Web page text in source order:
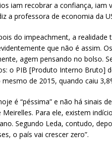
iam recobrar a confiança, iam
a professora de economia da
do impeachment, a realidade
que não é assim.
agem pensando no bolso.
o PIB [Produto Interno Bruto]
de 2015, quando caiu
é “péssima” e não há sinais
Para ele, existem
Segundo Leda, contudo,
o país vai crescer zero”.